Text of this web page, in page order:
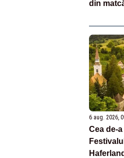
din
6 aug. 2026,
Cea de-